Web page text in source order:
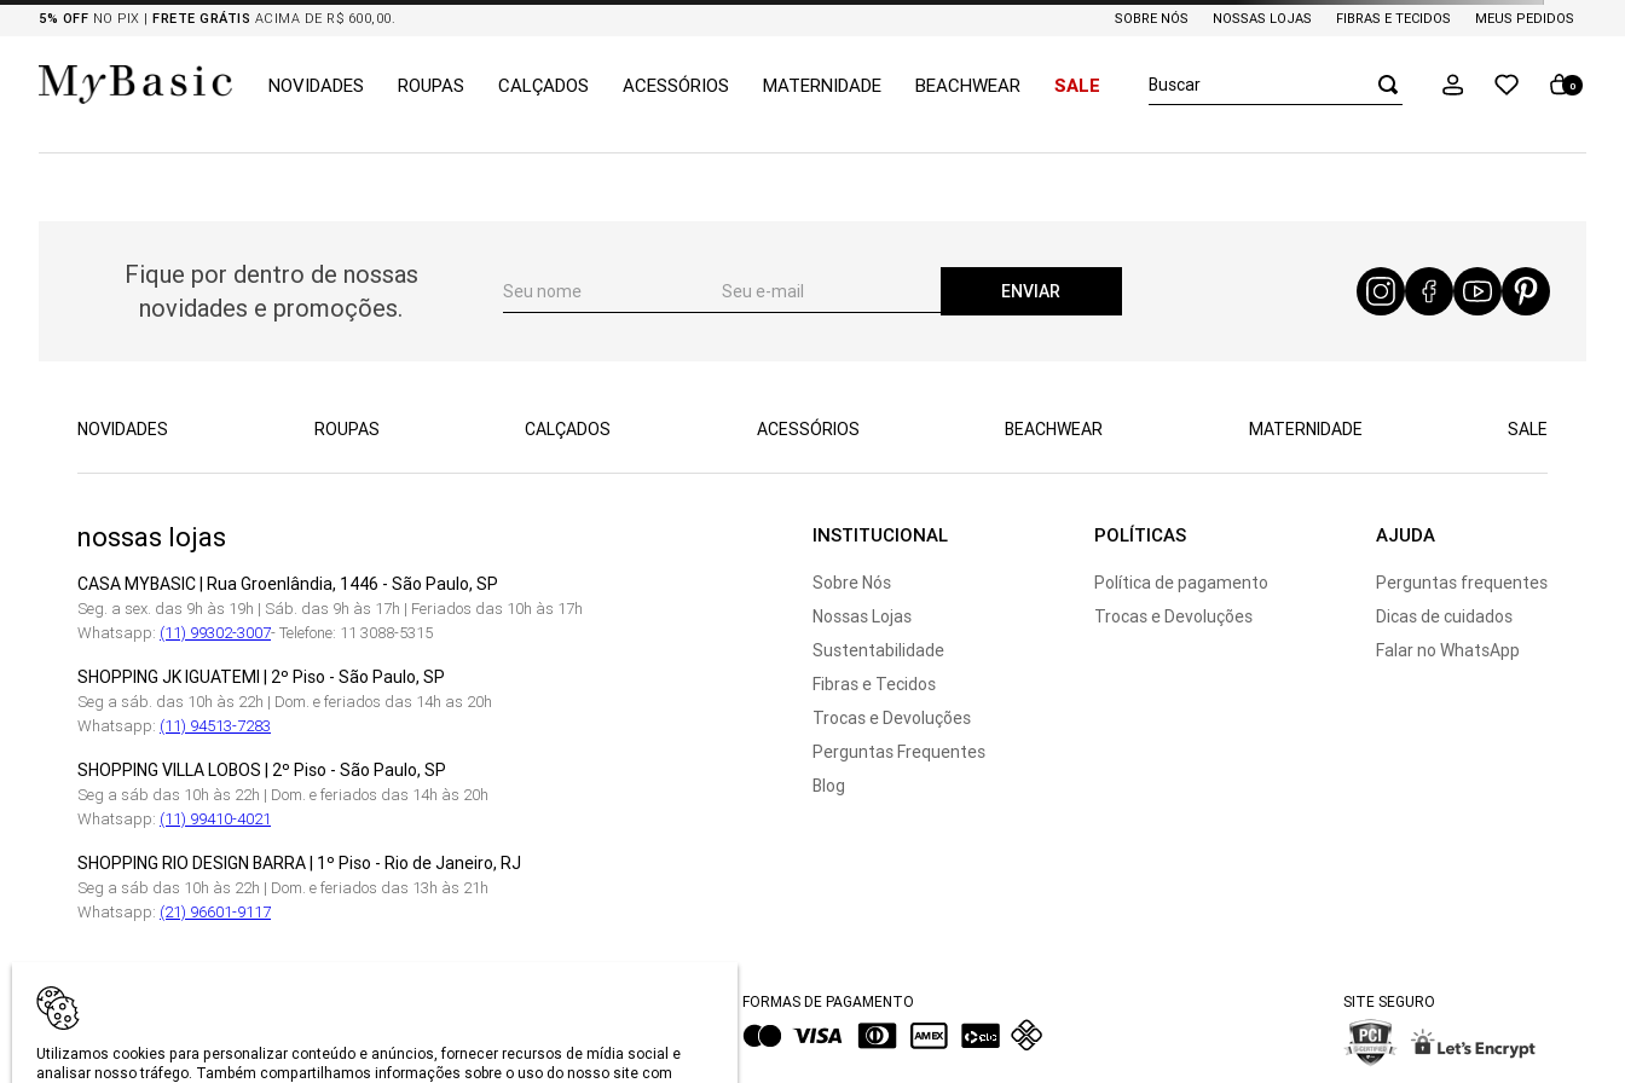
5% OFF NO PIX | FRETE GRÁTIS ACIMA DE R$ 600,00. SOBRE NÓS NOSSAS LOJAS FIBRAS E TECIDOS MEUS PEDIDOS
NOVIDADES ROUPAS CALÇADOS ACESSÓRIOS MATERNIDADE BEACHWEAR SALE Buscar
camisa
0
Utilizamos cookies para personalizar conteúdo e anúncios, fornecer recursos de mídia social e
analisar nosso tráfego. Também compartilhamos informações sobre o uso do nosso site com
Fique por dentro de nossas
novidades e promoções.
ENVIAR
NOVIDADES ROUPAS CALÇADOS ACESSÓRIOS BEACHWEAR MATERNIDADE SALE
nossas lojas
CASA MYBASIC | Rua Groenlândia, 1446 - São Paulo, SP
Seg. a sex. das 9h às 19h | Sáb. das 9h às 17h | Feriados das 10h às 17h
Whatsapp: (11) 99302-3007- Telefone: 11 3088-5315
SHOPPING JK IGUATEMI | 2º Piso - São Paulo, SP
Seg a sáb. das 10h às 22h | Dom. e feriados das 14h as 20h
Whatsapp: (11) 94513-7283
SHOPPING VILLA LOBOS | 2º Piso - São Paulo, SP
Seg a sáb das 10h às 22h | Dom. e feriados das 14h às 20h
Whatsapp: (11) 99410-4021
SHOPPING RIO DESIGN BARRA | 1º Piso - Rio de Janeiro, RJ
Seg a sáb das 10h às 22h | Dom. e feriados das 13h às 21h
Whatsapp: (21) 96601-9117
INSTITUCIONAL
Sobre Nós
Nossas Lojas
Sustentabilidade
Fibras e Tecidos
Trocas e Devoluções
Perguntas Frequentes
Blog
POLÍTICAS
Política de pagamento
Trocas e Devoluções
AJUDA
Perguntas frequentes
Dicas de cuidados
Falar no WhatsApp
FORMAS DE PAGAMENTO SITE SEGURO